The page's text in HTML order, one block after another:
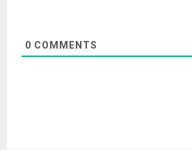
0 COMMENTS